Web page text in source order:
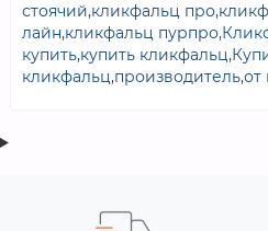
стоячий,кликфальц про,
лайн,кликфальц пурпро,
купить,купить кликфальц,
кликфальц,производитель,от